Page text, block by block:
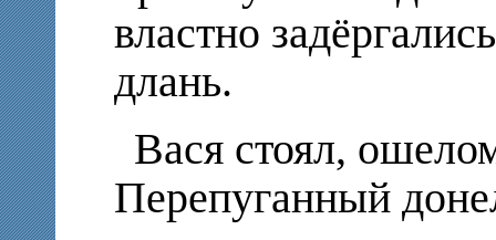
властно
длань.
Вася стоял,
Перепуганный